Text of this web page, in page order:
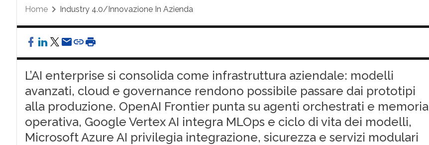
Home Industry 4.0/Innovazione In Azienda
L’AI enterprise si consolida come infrastruttura aziendale: modelli
avanzati, cloud e governance rendono possibile passare dai prototipi
alla produzione. OpenAI Frontier punta su agenti orchestrati e memoria
operativa, Google Vertex AI integra MLOps e ciclo di vita dei modelli,
Microsoft Azure AI privilegia integrazione, sicurezza e servizi modulari